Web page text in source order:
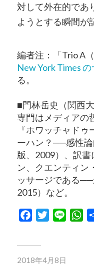
対して外在的であ
ようとする瞬間が
編者注：「Trio A
New York Times の
る。
■門林岳史（関西
専門はメディアの
『ホワッチャド
ーハン？──感性
版、2009）、訳
ン、クエンティン
ッサージである──
2015）など。
FacebookTwitterLine
2018年4月8日